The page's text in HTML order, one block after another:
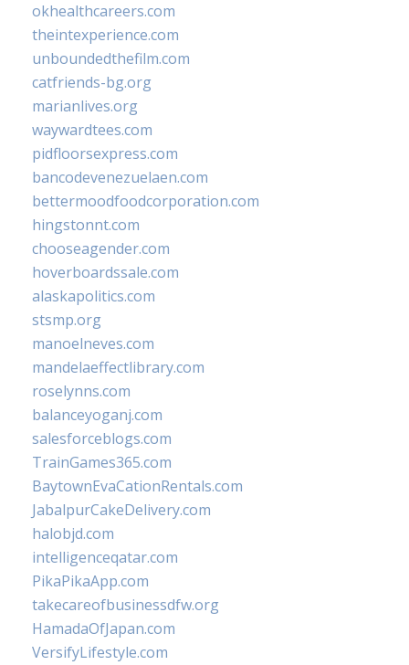
okhealthcareers.com
theintexperience.com
unboundedthefilm.com
catfriends-bg.org
marianlives.org
waywardtees.com
pidfloorsexpress.com
bancodevenezuelaen.com
bettermoodfoodcorporation.com
hingstonnt.com
chooseagender.com
hoverboardssale.com
alaskapolitics.com
stsmp.org
manoelneves.com
mandelaeffectlibrary.com
roselynns.com
balanceyoganj.com
salesforceblogs.com
TrainGames365.com
BaytownEvaCationRentals.com
JabalpurCakeDelivery.com
halobjd.com
intelligenceqatar.com
PikaPikaApp.com
takecareofbusinessdfw.org
HamadaOfJapan.com
VersifyLifestyle.com